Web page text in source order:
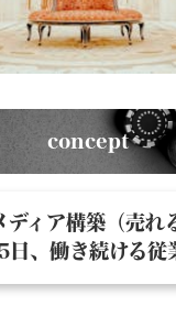
concept
ディア構築（売れ
日、働き続ける従